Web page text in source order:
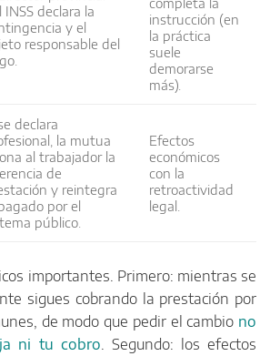
INSS declara la
y el
responsable del
instrucción (en
la práctica
suele
demorarse
más).
declara
la mutua
al trabajador la
de
y reintegra
por el
público.
Efectos
económicos
con la
retroactividad
legal.
importantes. Primero: mientras se
sigues cobrando la prestación por
de modo que pedir el cambio no
ni tu cobro . Segundo: los efectos